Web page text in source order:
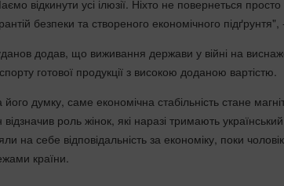
відкинути усі ілюзії. Ніхто не повернеться
безпеки та створеного економічного
додав, що виживання держави у війні на
готової продукції з високою доданою вартістю.
його думку, саме економічна стабільність стане
відзначив роль жінок, які наразі тримають
на себе відповідальність за економіку, поки
країни.